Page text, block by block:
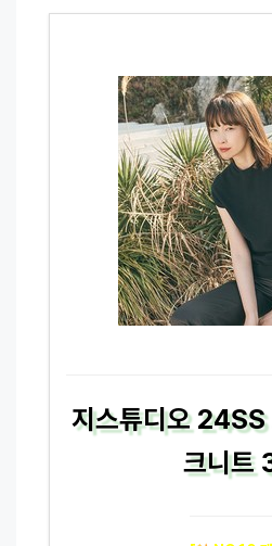
지스튜디오 24SS
크니트